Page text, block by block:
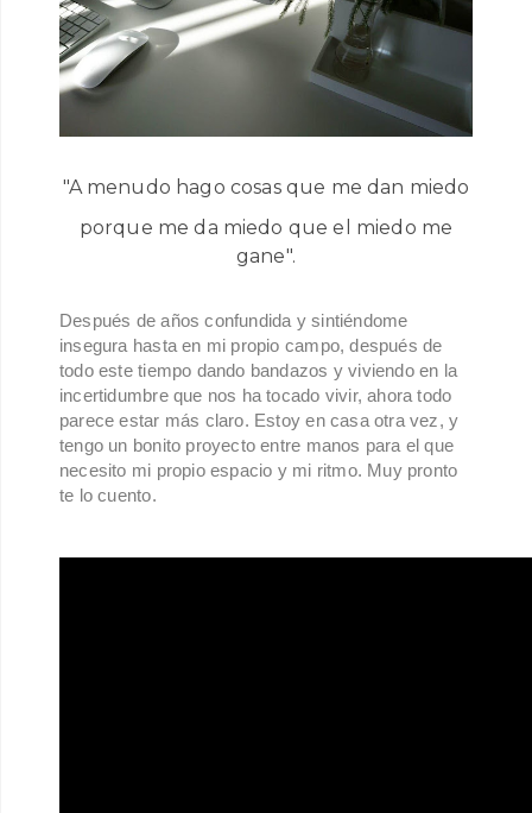
"A menudo hago cosas que me dan miedo
porque me da miedo que el miedo me
gane".
Después de años confundida y sintiéndome
insegura hasta en mi propio campo, después de
todo este tiempo dando bandazos y viviendo en la
incertidumbre que nos ha tocado vivir, ahora todo
parece estar más claro. Estoy en casa otra vez, y
tengo un bonito proyecto entre manos para el que
necesito mi propio espacio y mi ritmo. Muy pronto
te lo cuento.